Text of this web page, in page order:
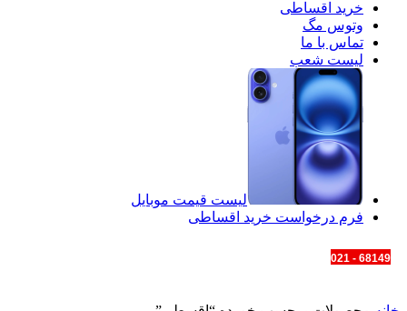
خرید اقساطی
وتوس مگ
تماس با ما
لیست شعب
لیست قیمت موبایل
فرم درخواست خرید اقساطی
68149 - 021